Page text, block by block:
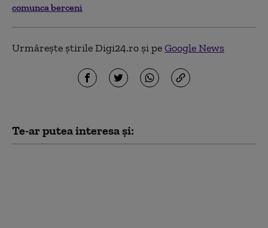
comunca berceni
Urmărește știrile Digi24.ro și peGoogle News
Te-ar putea interesa și: